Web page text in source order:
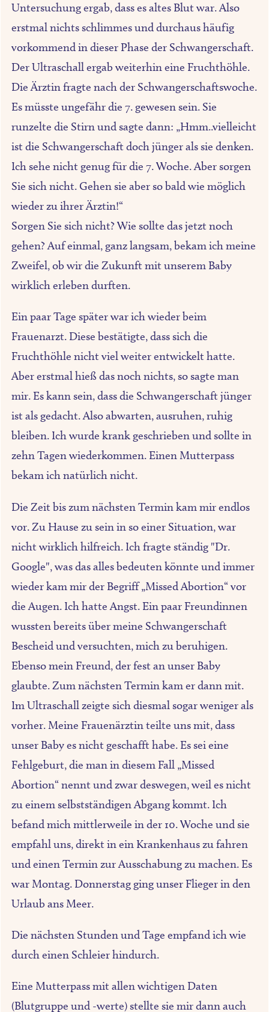
Untersuchung ergab, dass es altes Blut war. Also
erstmal nichts schlimmes und durchaus häufig
vorkommend in dieser Phase der Schwangerschaft.
Der Ultraschall ergab weiterhin eine Fruchthöhle.
Die Ärztin fragte nach der Schwangerschaftswoche.
Es müsste ungefähr die 7. gewesen sein. Sie
runzelte die Stirn und sagte dann: „Hmm..vielleicht
ist die Schwangerschaft doch jünger als sie denken.
Ich sehe nicht genug für die 7. Woche. Aber sorgen
Sie sich nicht. Gehen sie aber so bald wie möglich
wieder zu ihrer Ärztin!“
Sorgen Sie sich nicht? Wie sollte das jetzt noch
gehen? Auf einmal, ganz langsam, bekam ich meine
Zweifel, ob wir die Zukunft mit unserem Baby
wirklich erleben durften.
Ein paar Tage später war ich wieder beim
Frauenarzt. Diese bestätigte, dass sich die
Fruchthöhle nicht viel weiter entwickelt hatte.
Aber erstmal hieß das noch nichts, so sagte man
mir. Es kann sein, dass die Schwangerschaft jünger
ist als gedacht. Also abwarten, ausruhen, ruhig
bleiben. Ich wurde krank geschrieben und sollte in
zehn Tagen wiederkommen. Einen Mutterpass
bekam ich natürlich nicht.
Die Zeit bis zum nächsten Termin kam mir endlos
vor. Zu Hause zu sein in so einer Situation, war
nicht wirklich hilfreich. Ich fragte ständig "Dr.
Google", was das alles bedeuten könnte und immer
wieder kam mir der Begriff „Missed Abortion“ vor
die Augen. Ich hatte Angst. Ein paar Freundinnen
wussten bereits über meine Schwangerschaft
Bescheid und versuchten, mich zu beruhigen.
Ebenso mein Freund, der fest an unser Baby
glaubte. Zum nächsten Termin kam er dann mit.
Im Ultraschall zeigte sich diesmal sogar weniger als
vorher. Meine Frauenärztin teilte uns mit, dass
unser Baby es nicht geschafft habe. Es sei eine
Fehlgeburt, die man in diesem Fall „Missed
Abortion“ nennt und zwar deswegen, weil es nicht
zu einem selbstständigen Abgang kommt. Ich
befand mich mittlerweile in der 10. Woche und sie
empfahl uns, direkt in ein Krankenhaus zu fahren
und einen Termin zur Ausschabung zu machen. Es
war Montag. Donnerstag ging unser Flieger in den
Urlaub ans Meer.
Die nächsten Stunden und Tage empfand ich wie
durch einen Schleier hindurch.
Eine Mutterpass mit allen wichtigen Daten
(Blutgruppe und -werte) stellte sie mir dann auch